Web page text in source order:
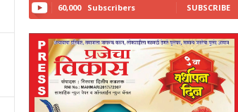
60,000 Subscribers SUBSCRIBE